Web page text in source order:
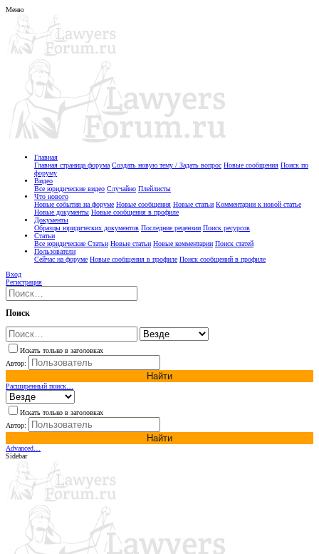
Меню
Главная
Главная страница форума Создать новую тему / Задать вопрос Новые сообщения Поиск по
форуму
Видео
Все юридические видео Случайно Плейлисты
Что нового
Новые события на форуме Новые сообщения Новые статьи Комментарии к новой статье
Новые документы Новые сообщения в профиле
Документы
Образцы юридических документов Последние рецензии Поиск ресурсов
Статьи
Все юридические Статьи Новые статьи Новые комментарии Поиск статей
Пользователи
Сейчас на форуме Новые сообщения в профиле Поиск сообщений в профиле
Вход
Регистрация
Поиск
Искать только в заголовках
Автор:
Найти
Расширенный поиск…
Искать только в заголовках
Автор:
Найти
Advanced…
Sidebar